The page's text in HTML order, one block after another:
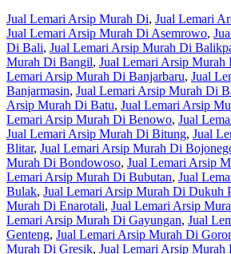
Jual Lemari Arsip Murah Di, Jual Lemari
Jual Lemari Arsip Murah Di Asemrowo,
Di Bali, Jual Lemari Arsip Murah Di
Murah Di Bangil, Jual Lemari Arsip Murah
Lemari Arsip Murah Di Banjarbaru, Jual
Banjarmasin, Jual Lemari Arsip Murah Di
Arsip Murah Di Batu, Jual Lemari Arsip
Lemari Arsip Murah Di Benowo, Jual
Jual Lemari Arsip Murah Di Bitung, Jual
Blitar, Jual Lemari Arsip Murah Di
Murah Di Bondowoso, Jual Lemari Arsip
Lemari Arsip Murah Di Bubutan, Jual
Bulak, Jual Lemari Arsip Murah Di Dukuh
Murah Di Enarotali, Jual Lemari Arsip
Lemari Arsip Murah Di Gayungan, Jual
Genteng, Jual Lemari Arsip Murah Di
Murah Di Gresik, Jual Lemari Arsip Murah